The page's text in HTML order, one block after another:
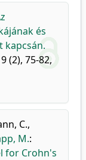
és
kapcsán.
9 (2), 75-82,
C.,
M.:
for Crohn's